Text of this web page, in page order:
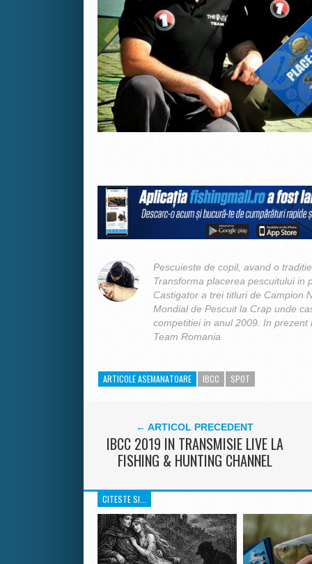
Pescuieste de copil, avand o
Transforma placerea pescuitului in
Castigator a trei titluri de Campion
Mondial de Pescuit la Crap unde
competitiei in anul 2009. In
Team Romania
ARTICOLE ASEMANATOARE IBCC SPOT
← ARTICOL PRECEDENT
IBCC 2019 IN TRANSMISIE LIVE LA
FISHING & HUNTING CHANNEL
CITESTE SI...